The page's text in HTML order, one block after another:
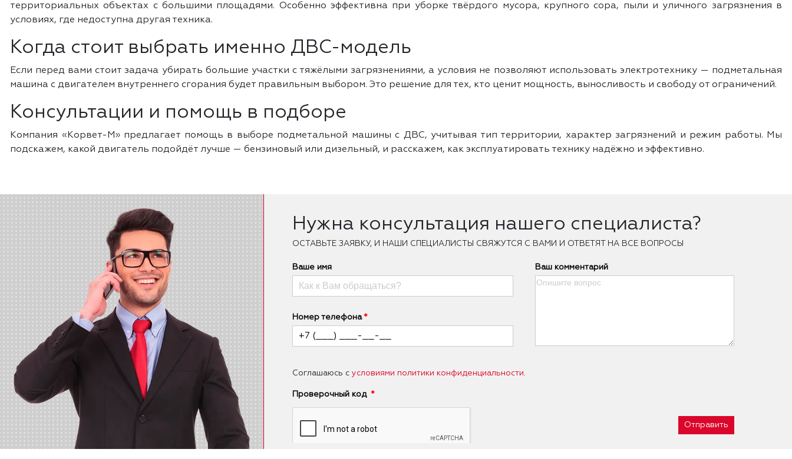
территориальных объектах с большими площадями. Особенно эффективна при уборке твёрдого мусора, крупного сора, пыли и уличного загрязнения в
условиях, где недоступна другая техника.
Когда стоит выбрать именно ДВС-модель
Если перед вами стоит задача убирать большие участки с тяжёлыми загрязнениями, а условия не позволяют использовать электротехнику — подметальная
машина с двигателем внутреннего сгорания будет правильным выбором. Это решение для тех, кто ценит мощность, выносливость и свободу от ограничений.
Консультации и помощь в подборе
Компания «Корвет-М» предлагает помощь в выборе подметальной машины с ДВС, учитывая тип территории, характер загрязнений и режим работы. Мы
подскажем, какой двигатель подойдёт лучше — бензиновый или дизельный, и расскажем, как эксплуатировать технику надёжно и эффективно.
Нужна консультация нашего специалиста?
ОCТАВЬТЕ ЗАЯВКУ, И НАШИ СПЕЦИАЛИСТЫ СВЯЖУТСЯ С ВАМИ И ОТВЕТЯТ НА ВСЕ ВОПРОСЫ
Ваше имя
Номер телефона
Ваш комментарий
Соглашаюсь с условиями политики конфиденциальности.
Проверочный код
Отправить